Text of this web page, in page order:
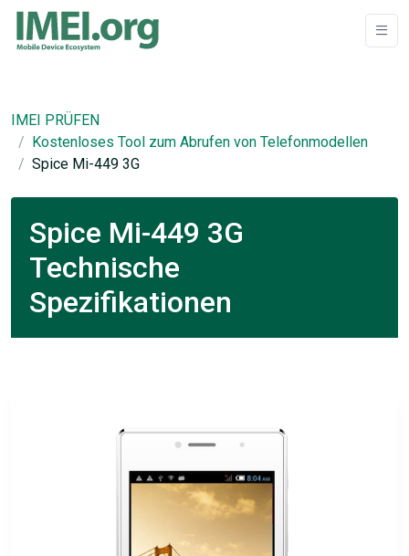
IMEI PRÜFEN
Kostenloses Tool zum Abrufen von Telefonmodellen
Spice Mi-449 3G
Spice Mi-449 3G
Technische
Spezifikationen